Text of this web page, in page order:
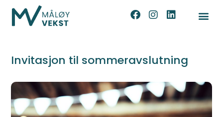
Invitasjon til sommeravslutning